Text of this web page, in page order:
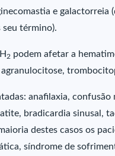
e galactorreia
término).
2 podem afetar a
anafilaxia,
bradicardia sinusal,
destes casos os
síndrome de